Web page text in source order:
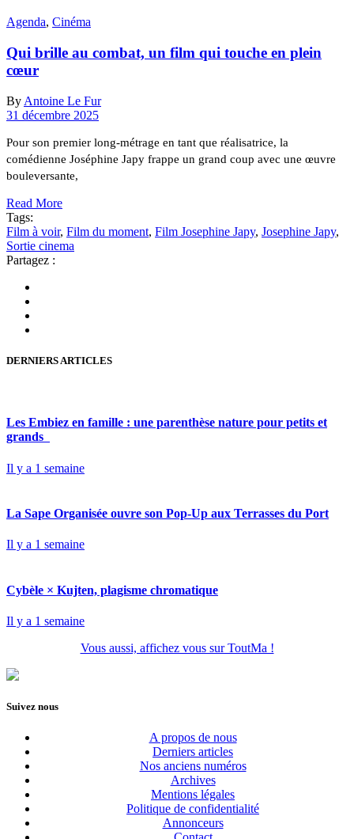
Agenda, Cinéma
Qui brille au combat, un film qui touche en plein
cœur
By Antoine Le Fur
31 décembre 2025
Pour son premier long-métrage en tant que réalisatrice, la
comédienne Joséphine Japy frappe un grand coup avec une œuvre
bouleversante,
Read More
Tags:
Film à voir, Film du moment, Film Josephine Japy, Josephine Japy,
Sortie cinema
Partagez :
DERNIERS ARTICLES
Les Embiez en famille : une parenthèse nature pour petits et
grands
Il y a 1 semaine
La Sape Organisée ouvre son Pop-Up aux Terrasses du Port
Il y a 1 semaine
Cybèle × Kujten, plagisme chromatique
Il y a 1 semaine
Vous aussi, affichez vous sur ToutMa !
Suivez nous
A propos de nous
Derniers articles
Nos anciens numéros
Archives
Mentions légales
Politique de confidentialité
Annonceurs